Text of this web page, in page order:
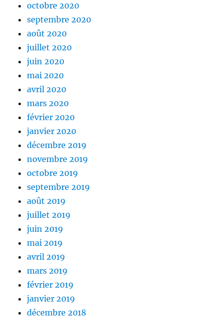
octobre 2020
septembre 2020
août 2020
juillet 2020
juin 2020
mai 2020
avril 2020
mars 2020
février 2020
janvier 2020
décembre 2019
novembre 2019
octobre 2019
septembre 2019
août 2019
juillet 2019
juin 2019
mai 2019
avril 2019
mars 2019
février 2019
janvier 2019
décembre 2018